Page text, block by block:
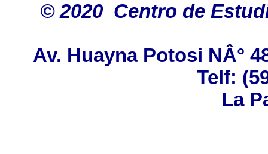
© 2020 Centro de
Av. Huayna Potosi NÂ°
Telf:
La